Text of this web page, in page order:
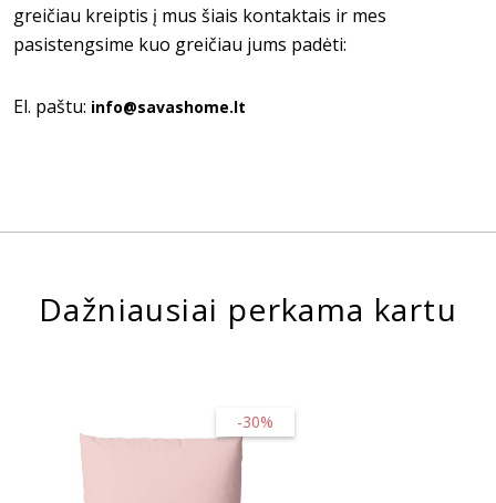
greičiau kreiptis į mus šiais kontaktais ir mes
pasistengsime kuo greičiau jums padėti:
El. paštu: info@savashome.lt
Dažniausiai perkama kartu
-30%